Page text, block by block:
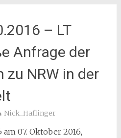
– LT
Anfrage der
zu NRW in der
Nick_Haflinger
07. Oktober 2016,